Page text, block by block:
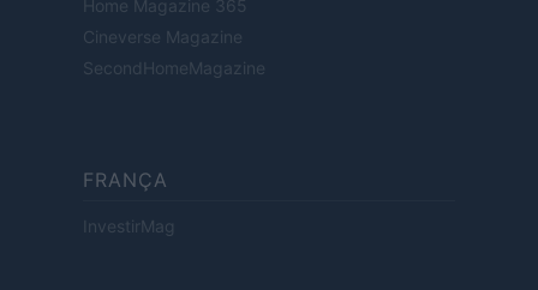
Home Magazine 365
Cineverse Magazine
SecondHomeMagazine
FRANÇA
InvestirMag